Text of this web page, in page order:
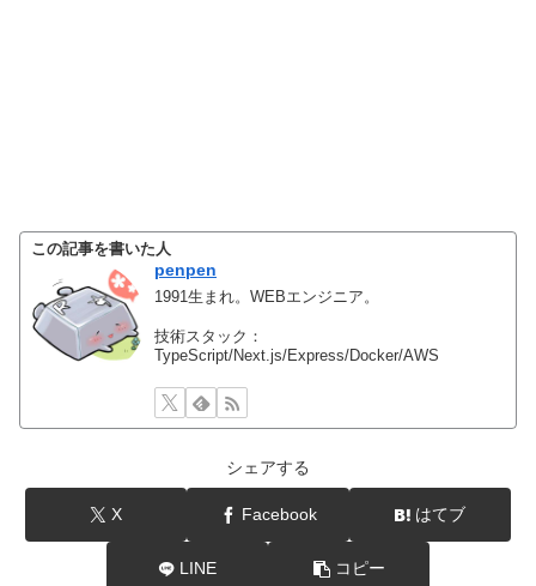
この記事を書いた人
penpen
1991生まれ。WEBエンジニア。
技術スタック：
TypeScript/Next.js/Express/Docker/AWS
シェアする
X Facebook はてブ
LINE コピー